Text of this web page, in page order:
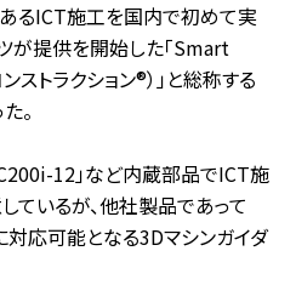
るICT施工を国内で初めて実
が提供を開始した「Smart
トラクション®）」と総称する
。
12」など内蔵部品でICT施
ているが、他社製品であって
応可能となる3Dマシンガイダ